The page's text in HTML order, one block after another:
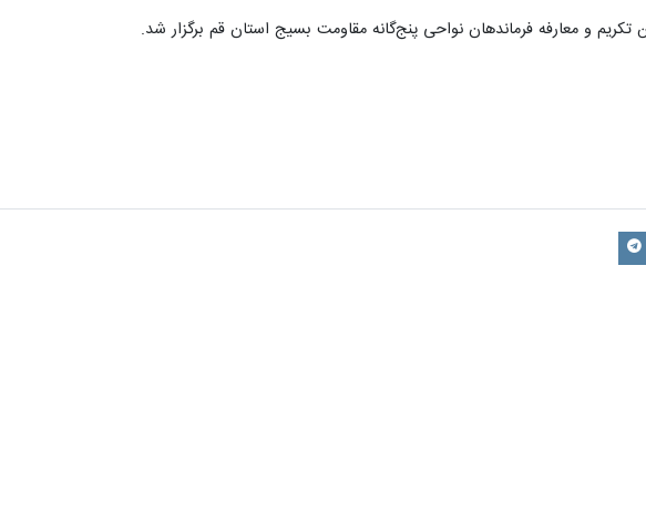
تکریم و معارفه فرماندهان نواحی پنج‌گانه مقاومت بسیج استان قم برگزار شد.